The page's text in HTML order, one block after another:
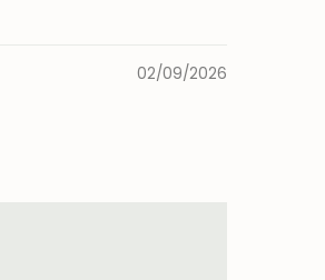
02/09/2026